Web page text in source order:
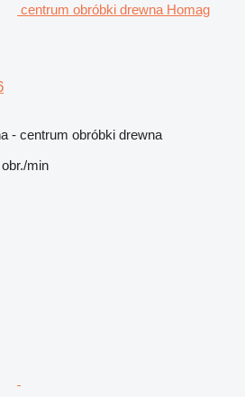
centrum obróbki drewna Homag
- centrum obróbki drewna
min